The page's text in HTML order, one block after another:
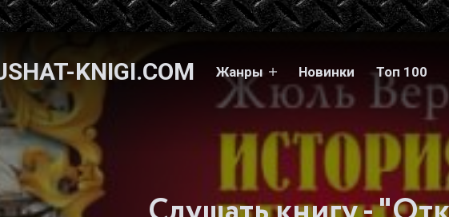
KNIGI.COM Жанры Новинки Топ 100